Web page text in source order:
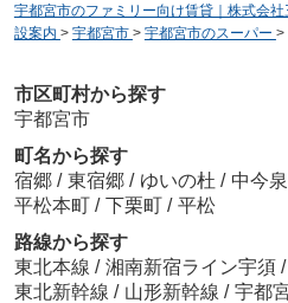
宇都宮市のファミリー向け賃貸｜株式会
設案内 > 宇都宮市 > 宇都宮市のスーパー >
市区町村から探す
宇都宮市
町名から探す
宿郷 / 東宿郷 / ゆいの杜 / 中今泉
平松本町 / 下栗町 / 平松
路線から探す
東北本線 / 湘南新宿ライン宇須 /
東北新幹線 / 山形新幹線 / 宇都